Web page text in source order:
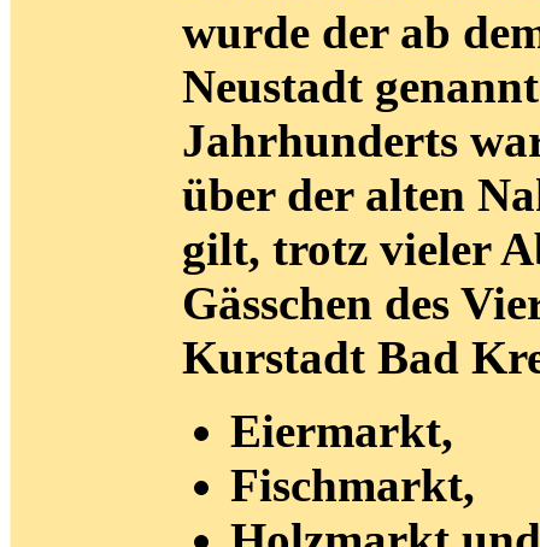
wurde der ab
Neustadt
Jahrhunderts
über der alten
gilt, trotz vieler
Gässchen des
Kurstadt Bad
Eiermarkt,
Fischmarkt,